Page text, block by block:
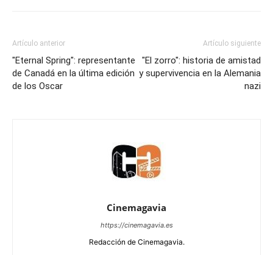
Artículo anterior
"Eternal Spring": representante
de Canadá en la última edición
de los Oscar
Artículo siguiente
"El zorro": historia de amistad
y supervivencia en la Alemania
nazi
Cinemagavia
https://cinemagavia.es
Redacción de Cinemagavia.